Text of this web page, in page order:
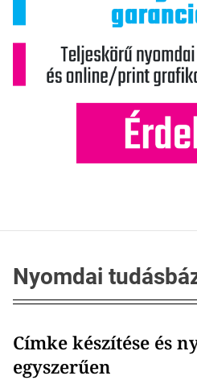
Nyomdai
Címke készítése és
egyszerűen